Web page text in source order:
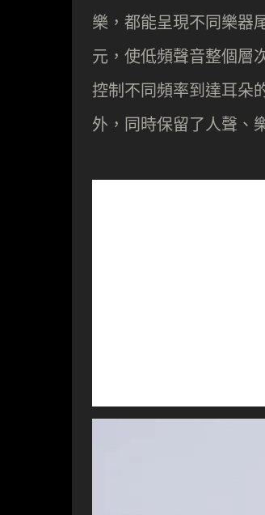
樂，都能呈現不同樂器
元，使低頻聲音整個
控制不同頻率到達耳朵
外，同時保留了人聲、